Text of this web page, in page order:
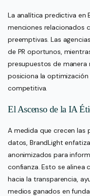
La analítica predictiva en
menciones relacionados
preemptivas. Las
de PR oportunos,
presupuestos de manera
posiciona la optimización
competitiva.
El Ascenso de la IA
A medida que crecen las
datos, BrandLight
anonimizados para
confianza. Esto se alinea
hacia la transparencia,
medios ganados en